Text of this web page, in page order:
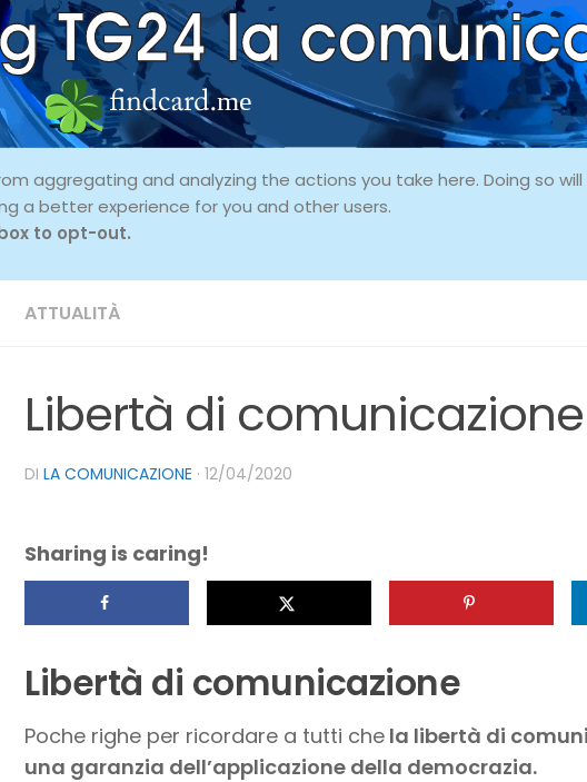
aggregating and analyzing the actions you take here. Doing so
a better experience for you and other users.
to opt-out.
ATTUALITÀ
Libertà di comunicazione
DI LA COMUNICAZIONE · 12/04/2020
Sharing is caring!
Libertà di comunicazione
Poche righe per ricordare a tutti che la libertà di
una garanzia dell’applicazione della democrazia.